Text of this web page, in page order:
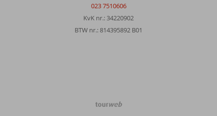
023 7510606
KvK nr.: 34220902
BTW nr.: 814395892 B01
TourWeb